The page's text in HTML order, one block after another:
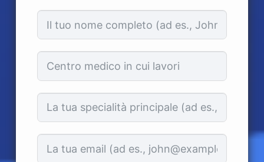
Chi siamo
Registrazione
Italiano